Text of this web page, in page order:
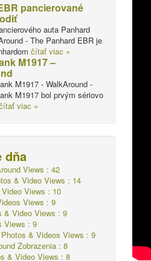
pancierované
auta Panhard
- The Panhard EBR je
čítať viac »
M1917 –
M1917 - WalkAround -
M1917 bol prvým sériovo
viac »
dňa
Views : 42
& Video Views : 14
Views : 10
Views : 9
& Video Views : 9
Views : 9
& Videos Views : 9
Zobrazenia : 8
& Video Views : 8